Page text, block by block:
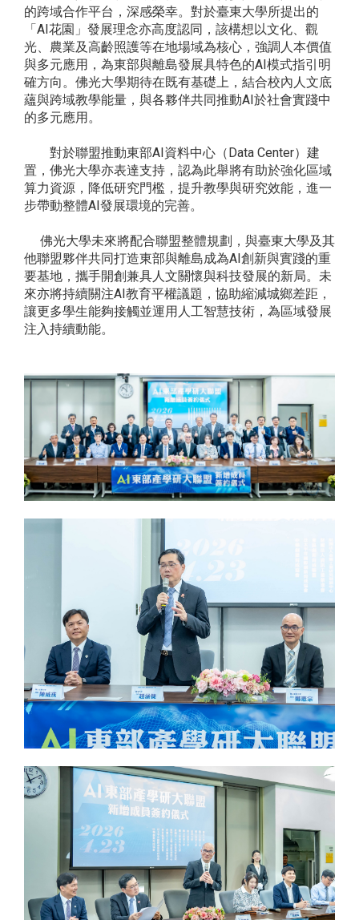
的跨域合作平台，深感榮幸。對於臺東大學所提出的
「AI花園」發展理念亦高度認同，該構想以文化、觀
光、農業及高齡照護等在地場域為核心，強調人本價值
與多元應用，為東部與離島發展具特色的AI模式指引明
確方向。佛光大學期待在既有基礎上，結合校內人文底
蘊與跨域教學能量，與各夥伴共同推動AI於社會實踐中
的多元應用。
對於聯盟推動東部AI資料中心（Data Center）建
置，佛光大學亦表達支持，認為此舉將有助於強化區域
算力資源，降低研究門檻，提升教學與研究效能，進一
步帶動整體AI發展環境的完善。
佛光大學未來將配合聯盟整體規劃，與臺東大學及其
他聯盟夥伴共同打造東部與離島成為AI創新與實踐的重
要基地，攜手開創兼具人文關懷與科技發展的新局。未
來亦將持續關注AI教育平權議題，協助縮減城鄉差距，
讓更多學生能夠接觸並運用人工智慧技術，為區域發展
注入持續動能。